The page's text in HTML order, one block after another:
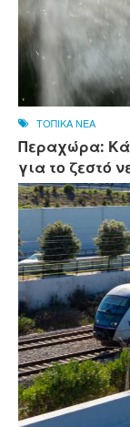
ΤΟΠΙΚΑ ΝΕΑ
Περαχώρα:
για το ζεστό